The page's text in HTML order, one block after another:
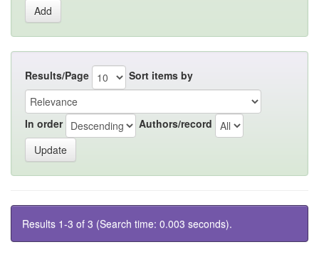
Results/Page Sort items by
In order Authors/record
Results 1-3 of 3 (Search time: 0.003 seconds).